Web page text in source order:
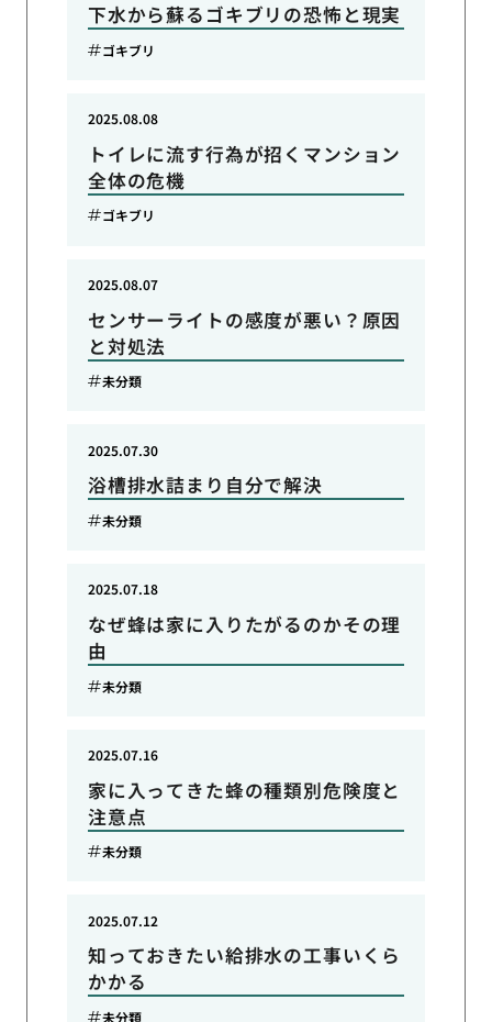
下水から蘇るゴキブリの恐怖と現実
ゴキブリ
トイレに流す行為が招くマンション
全体の危機
2025.08.08
ゴキブリ
センサーライトの感度が悪い？原因
と対処法
2025.08.07
未分類
浴槽排水詰まり自分で解決
2025.07.30
未分類
なぜ蜂は家に入りたがるのかその理
由
2025.07.18
未分類
家に入ってきた蜂の種類別危険度と
注意点
2025.07.16
未分類
知っておきたい給排水の工事いくら
かかる
2025.07.12
未分類